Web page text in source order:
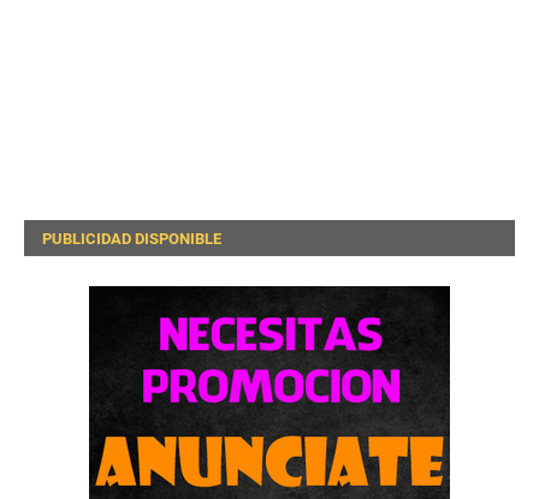
PUBLICIDAD DISPONIBLE